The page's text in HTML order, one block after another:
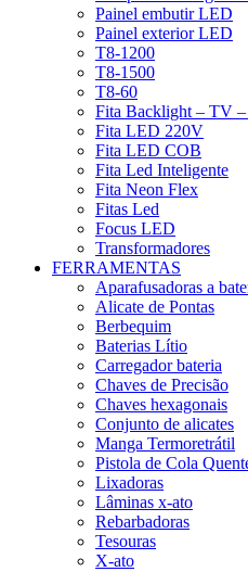
Painel embutir LED
Painel exterior LED
T8-1200
T8-1500
T8-60
Fita Backlight – TV
Fita LED 220V
Fita LED COB
Fita Led Inteligente
Fita Neon Flex
Fitas Led
Focus LED
Transformadores
FERRAMENTAS
Aparafusadoras a
Alicate de Pontas
Berbequim
Baterias Lítio
Carregador bateria
Chaves de Precisão
Chaves hexagonais
Conjunto de alicates
Manga Termoretrátil
Pistola de Cola
Lixadoras
Lâminas x-ato
Rebarbadoras
Tesouras
X-ato